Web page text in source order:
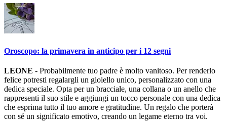
Oroscopo: la primavera in anticipo per i 12 segni
LEONE - Probabilmente tuo padre è molto vanitoso. Per renderlo
felice potresti regalargli un gioiello unico, personalizzato con una
dedica speciale. Opta per un bracciale, una collana o un anello che
rappresenti il suo stile e aggiungi un tocco personale con una dedica
che esprima tutto il tuo amore e gratitudine. Un regalo che porterà
con sé un significato emotivo, creando un legame eterno tra voi.